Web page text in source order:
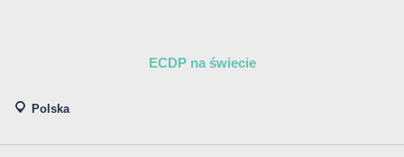
ECDP na świecie
Polska